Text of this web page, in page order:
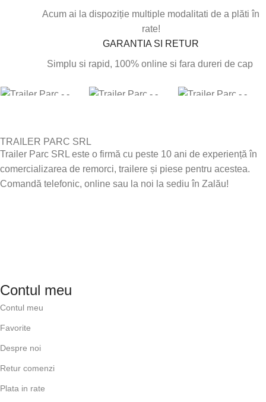
Acum ai la dispoziție multiple modalitati de a plăti în
rate!
GARANTIA SI RETUR
Simplu si rapid, 100% online si fara dureri de cap
TRAILER PARC SRL
Trailer Parc SRL este o firmă cu peste 10 ani de experiență în
comercializarea de remorci, trailere și piese pentru acestea.
Comandă telefonic, online sau la noi la sediu în Zalău!
Contul meu
Contul meu
Favorite
Despre noi
Retur comenzi
Plata in rate